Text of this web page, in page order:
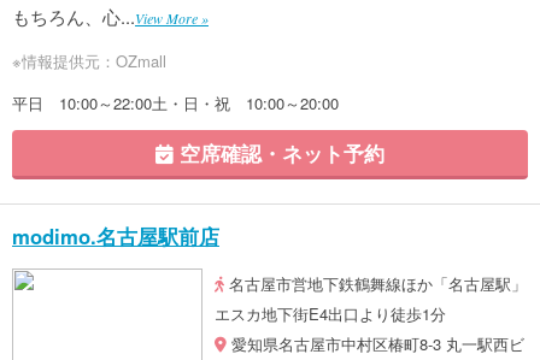
もちろん、心...View More »
※情報提供元：OZmall
平日 10:00～22:00土・日・祝 10:00～20:00
空席確認・ネット予約
modimo.名古屋駅前店
名古屋市営地下鉄鶴舞線ほか「名古屋駅」
エスカ地下街E4出口より徒歩1分
愛知県名古屋市中村区椿町8-3 丸一駅西ビ